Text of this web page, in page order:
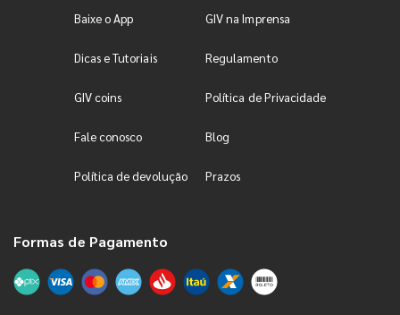
Baixe o App GIV na Imprensa
Dicas e Tutoriais Regulamento
GIV coins Política de Privacidade
Fale conosco Blog
Política de devolução Prazos
Formas de Pagamento